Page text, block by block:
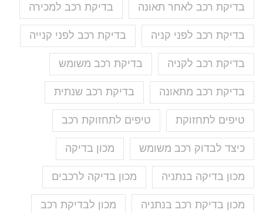
בדיקת רכב לאחר תאונה בדיקת רכב למכירה
בדיקת רכב לפני קניה בדיקת רכב לפני קנייה
בדיקת רכב לקניה בדיקת רכב משומש
בדיקת רכב מתאונה בדיקת רכב שנתית
טיפים לתחזוקת טיפים לתחזוקת רכב
כיצד לבדוק רכב משומש מכון בדיקה
מכון בדיקה בנתניה מכון בדיקה לרכבים
מכון בדיקת רכב בנתניה מכון לבדיקת רכב